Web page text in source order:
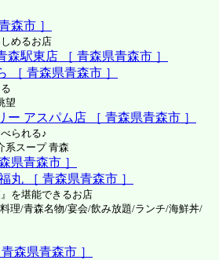
森市 ］
めるお店
森駅東店 ［ 青森県青森市 ］
［ 青森県青森市 ］
望
ー アスパム店 ［ 青森県青森市 ］
られる♪
スープ 青森
県青森市 ］
丸 ［ 青森県青森市 ］
を堪能できるお店
理/青森名物/宴会/飲み放題/ランチ/海鮮丼/
森県青森市 ］